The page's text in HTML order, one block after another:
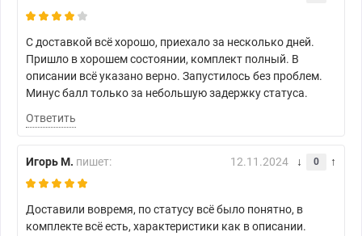
С доставкой всё хорошо, приехало за несколько дней.
Пришло в хорошем состоянии, комплект полный. В
описании всё указано верно. Запустилось без проблем.
Минус балл только за небольшую задержку статуса.
Ответить
Игорь М. пишет: 12.11.2024 0
Доставили вовремя, по статусу всё было понятно, в
комплекте всё есть, характеристики как в описании.